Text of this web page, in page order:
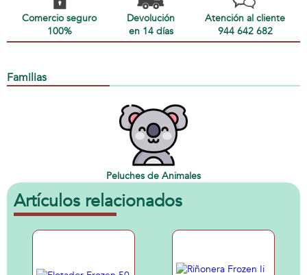
Comercio seguro
100%
Devolución
en 14 días
Atención al cliente
944 642 682
Familias
Peluches de Animales
Artículos relacionados